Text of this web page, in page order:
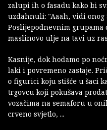
zalupi ih o fasadu kako bi
uzdahnuli: "Aaah, vidi onog
Poslijepodnevnim grupama
maslinovo ulje na tavi uz
Kasnije, dok hodamo po
laki i povremeno zastaje.
o figurici koju stišće u šaci
trgovcu koji pokušava
vozačima na semaforu u
crveno svjetlo, ...